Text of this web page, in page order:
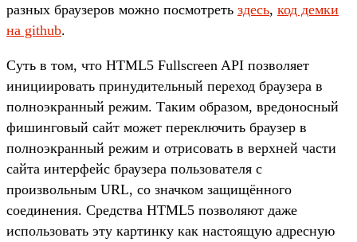
разных браузеров можно посмотреть здесь, код демки
на github.
Суть в том, что HTML5 Fullscreen API позволяет
инициировать принудительный переход браузера в
полноэкранный режим. Таким образом, вредоносный
фишинговый сайт может переключить браузер в
полноэкранный режим и отрисовать в верхней части
сайта интерфейс браузера пользователя с
произвольным URL, со значком защищённого
соединения. Средства HTML5 позволяют даже
использовать эту картинку как настоящую адресную